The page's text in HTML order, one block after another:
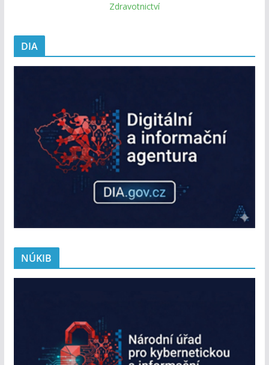
Zdravotnictví
DIA
NÚKIB